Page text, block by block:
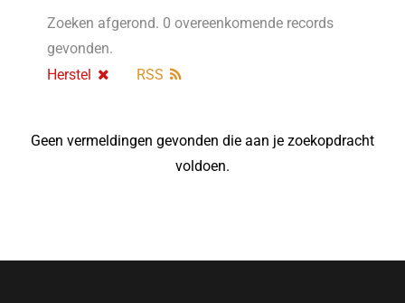
Zoeken afgerond. 0 overeenkomende records
gevonden.
Herstel
RSS
Geen vermeldingen gevonden die aan je zoekopdracht
voldoen.